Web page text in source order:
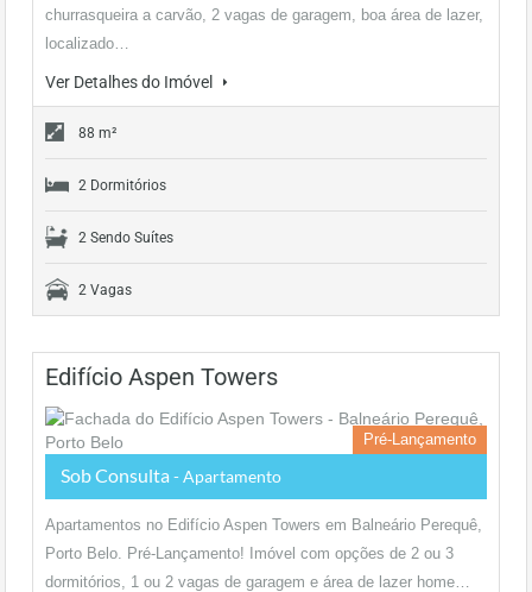
churrasqueira a carvão, 2 vagas de garagem, boa área de lazer,
localizado…
Ver Detalhes do Imóvel
88 m²
2 Dormitórios
2 Sendo Suítes
2 Vagas
Edifício Aspen Towers
Pré-Lançamento
Sob Consulta - Apartamento
Apartamentos no Edifício Aspen Towers em Balneário Perequê,
Porto Belo. Pré-Lançamento! Imóvel com opções de 2 ou 3
dormitórios, 1 ou 2 vagas de garagem e área de lazer home…